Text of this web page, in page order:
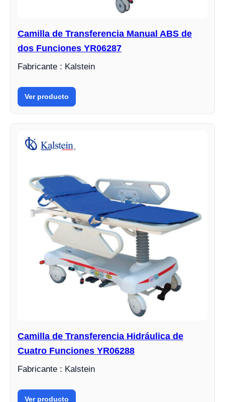
Camilla de Transferencia Manual ABS de
dos Funciones YR06287
Fabricante : Kalstein
Ver producto
Camilla de Transferencia Hidráulica de
Cuatro Funciones YR06288
Fabricante : Kalstein
Ver producto